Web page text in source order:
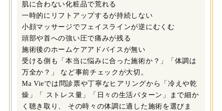
肌に合わない化粧品で荒れる
一時的にリフトアップするが持続しない
小顔マッサージでフェイスラインが逆にむくむ
頭部や首への強い圧で痛みが残る
施術後のホームケアアドバイスが無い
受ける側も「本当に悩みに合った施術か？」「体調は
万全か？」 など事前チェックが大切。
Ma Vieでは問診票や丁寧なヒアリングから「冷えや乾
燥」「 ストレス量」「日々の生活パターン」まで細か
く聴き取り、 その時々の体調に適した施術を選びま